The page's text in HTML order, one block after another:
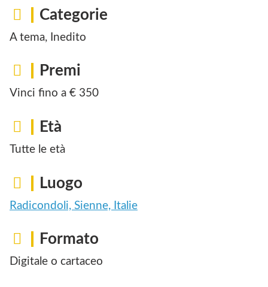
Categorie
A tema, Inedito
Premi
Vinci fino a € 350
Età
Tutte le età
Luogo
Radicondoli, Sienne, Italie
Formato
Digitale o cartaceo